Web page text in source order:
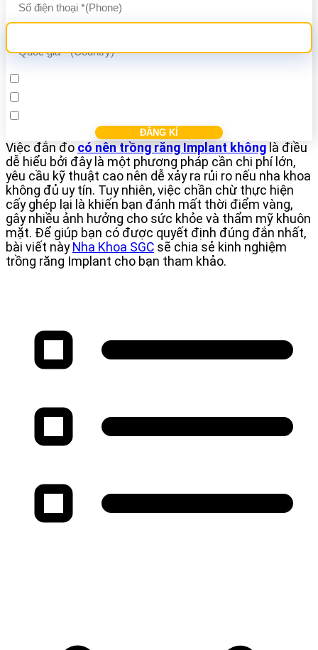
Việc đắn đo có nên trồng răng Implant không là điều
dễ hiểu bởi đây là một phương pháp cần chi phí lớn,
yêu cầu kỹ thuật cao nên dễ xảy ra rủi ro nếu nha khoa
không đủ uy tín. Tuy nhiên, việc chần chừ thực hiện
cấy ghép lại là khiến bạn đánh mất thời điểm vàng,
gây nhiều ảnh hưởng cho sức khỏe và thẩm mỹ khuôn
mặt. Để giúp bạn có được quyết định đúng đắn nhất,
bài viết này Nha Khoa SGC sẽ chia sẻ kinh nghiệm
trồng răng Implant cho bạn tham khảo.